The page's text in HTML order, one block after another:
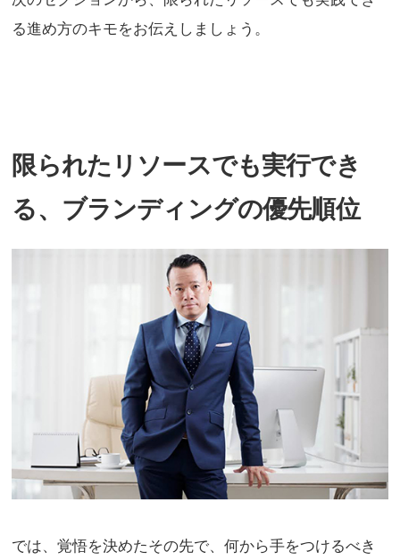
る進め方のキモをお伝えしましょう。
限られたリソースでも実行でき
る、ブランディングの優先順位
では、覚悟を決めたその先で、何から手をつけるべき